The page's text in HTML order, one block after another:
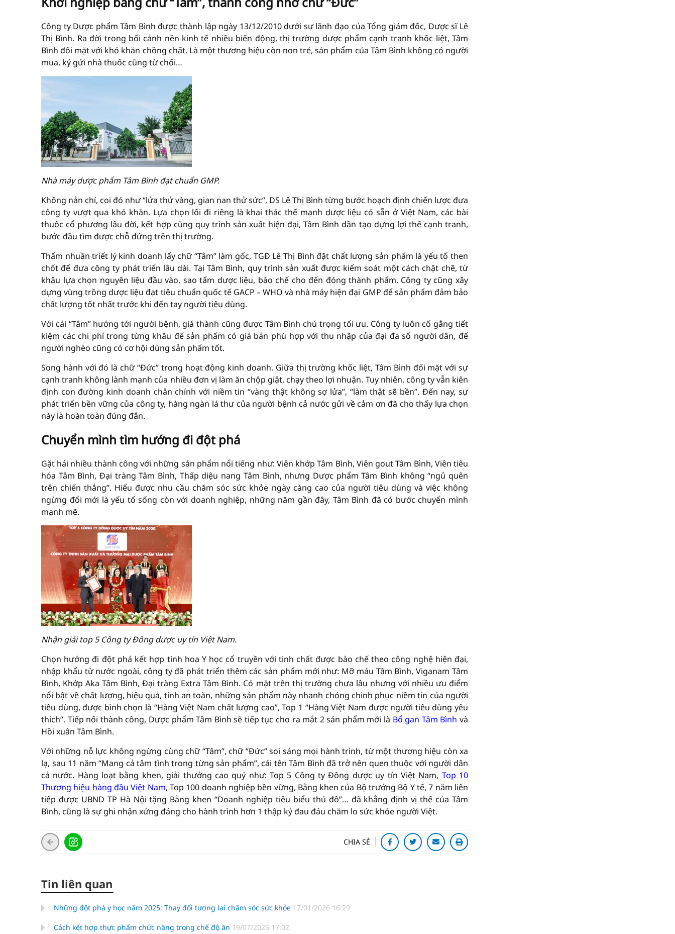
Công ty Dược phẩm Tâm Bình được thành lập ngày 13/12/2010 dưới sự lãnh đạo của Tổng giám đốc, Dược sĩ Lê
Thị Bình. Ra đời trong bối cảnh nền kinh tế nhiều biến động, thị trường dược phẩm cạnh tranh khốc liệt, Tâm
Bình đối mặt với khó khăn chồng chất. Là một thương hiệu còn non trẻ, sản phẩm của Tâm Bình không có người
mua, ký gửi nhà thuốc cũng từ chối…
Nhà máy dược phẩm Tâm Bình đạt chuẩn GMP.
Không nản chí, coi đó như “lửa thử vàng, gian nan thử sức”, DS Lê Thị Bình từng bước hoạch định chiến lược đưa
công ty vượt qua khó khăn. Lựa chọn lối đi riêng là khai thác thế mạnh dược liệu có sẵn ở Việt Nam, các bài
thuốc cổ phương lâu đời, kết hợp cùng quy trình sản xuất hiện đại, Tâm Bình dần tạo dựng lợi thế cạnh tranh,
bước đầu tìm được chỗ đứng trên thị trường.
Thấm nhuần triết lý kinh doanh lấy chữ “Tâm” làm gốc, TGĐ Lê Thị Bình đặt chất lượng sản phẩm là yếu tố then
chốt để đưa công ty phát triển lâu dài. Tại Tâm Bình, quy trình sản xuất được kiểm soát một cách chặt chẽ, từ
khâu lựa chọn nguyên liệu đầu vào, sao tẩm dược liệu, bào chế cho đến đóng thành phẩm. Công ty cũng xây
dựng vùng trồng dược liệu đạt tiêu chuẩn quốc tế GACP – WHO và nhà máy hiện đại GMP để sản phẩm đảm bảo
chất lượng tốt nhất trước khi đến tay người tiêu dùng.
Với cái “Tâm” hướng tới người bệnh, giá thành cũng được Tâm Bình chú trọng tối ưu. Công ty luôn cố gắng tiết
kiệm các chi phí trong từng khâu để sản phẩm có giá bán phù hợp với thu nhập của đại đa số người dân, để
người nghèo cũng có cơ hội dùng sản phẩm tốt.
Song hành với đó là chữ “Đức” trong hoạt động kinh doanh. Giữa thị trường khốc liệt, Tâm Bình đối mặt với sự
cạnh tranh không lành mạnh của nhiều đơn vị làm ăn chộp giật, chạy theo lợi nhuận. Tuy nhiên, công ty vẫn kiên
định con đường kinh doanh chân chính với niềm tin “vàng thật không sợ lửa”, “làm thật sẽ bền”. Đến nay, sự
phát triển bền vững của công ty, hàng ngàn lá thư của người bệnh cả nước gửi về cảm ơn đã cho thấy lựa chọn
này là hoàn toàn đúng đắn.
Chuyển mình tìm hướng đi đột phá
Gặt hái nhiều thành công với những sản phẩm nổi tiếng như: Viên khớp Tâm Bình, Viên gout Tâm Bình, Viên tiêu
hóa Tâm Bình, Đại tràng Tâm Bình, Thấp diệu nang Tâm Bình, nhưng Dược phẩm Tâm Bình không “ngủ quên
trên chiến thắng”. Hiểu được nhu cầu chăm sóc sức khỏe ngày càng cao của người tiêu dùng và việc không
ngừng đổi mới là yếu tố sống còn với doanh nghiệp, những năm gần đây, Tâm Bình đã có bước chuyển mình
mạnh mẽ.
Nhận giải top 5 Công ty Đông dược uy tín Việt Nam.
Chọn hướng đi đột phá kết hợp tinh hoa Y học cổ truyền với tinh chất được bào chế theo công nghệ hiện đại,
nhập khẩu từ nước ngoài, công ty đã phát triển thêm các sản phẩm mới như: Mỡ máu Tâm Bình, Viganam Tâm
Bình, Khớp Aka Tâm Bình, Đại tràng Extra Tâm Bình. Có mặt trên thị trường chưa lâu nhưng với nhiều ưu điểm
nổi bật về chất lượng, hiệu quả, tính an toàn, những sản phẩm này nhanh chóng chinh phục niềm tin của người
tiêu dùng, được bình chọn là “Hàng Việt Nam chất lượng cao”, Top 1 “Hàng Việt Nam được người tiêu dùng yêu
thích”. Tiếp nối thành công, Dược phẩm Tâm Bình sẽ tiếp tục cho ra mắt 2 sản phẩm mới là Bổ gan Tâm Bình và
Hồi xuân Tâm Bình.
Với những nỗ lực không ngừng cùng chữ “Tâm”, chữ “Đức” soi sáng mọi hành trình, từ một thương hiệu còn xa
lạ, sau 11 năm “Mang cả tâm tình trong từng sản phẩm”, cái tên Tâm Bình đã trở nên quen thuộc với người dân
cả nước. Hàng loạt bằng khen, giải thưởng cao quý như: Top 5 Công ty Đông dược uy tín Việt Nam, Top 10
Thương hiệu hàng đầu Việt Nam, Top 100 doanh nghiệp bền vững, Bằng khen của Bộ trưởng Bộ Y tế, 7 năm liên
tiếp được UBND TP Hà Nội tặng Bằng khen “Doanh nghiệp tiêu biểu thủ đô”… đã khẳng định vị thế của Tâm
Bình, cũng là sự ghi nhận xứng đáng cho hành trình hơn 1 thập kỷ đau đáu chăm lo sức khỏe người Việt.
CHIA SẺ
Tin liên quan
Những đột phá y học năm 2025: Thay đổi tương lai chăm sóc sức khỏe 17/01/2026 16:29
Cách kết hợp thực phẩm chức năng trong chế độ ăn 19/07/2025 17:02